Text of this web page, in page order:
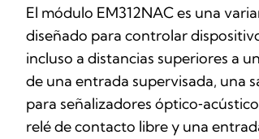
El módulo EM312NAC es una
diseñado para controlar
incluso a distancias superiores a
de una entrada supervisada, una
para señalizadores
relé de contacto libre y una